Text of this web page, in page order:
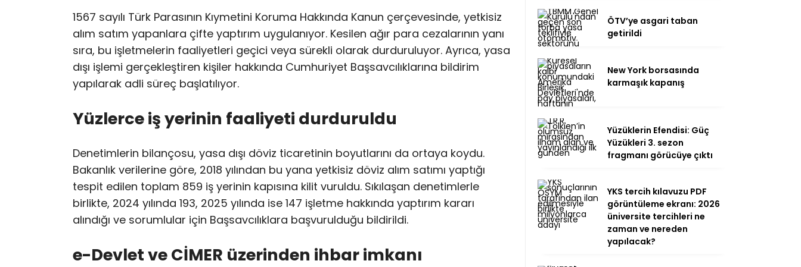
1567 sayılı Türk Parasının Kıymetini Koruma Hakkında Kanun çerçevesinde, yetkisiz
alım satım yapanlara çifte yaptırım uygulanıyor. Kesilen ağır para cezalarının yanı
sıra, bu işletmelerin faaliyetleri geçici veya sürekli olarak durduruluyor. Ayrıca, yasa
dışı işlemi gerçekleştiren kişiler hakkında Cumhuriyet Başsavcılıklarına bildirim
yapılarak adli süreç başlatılıyor.
Yüzlerce iş yerinin faaliyeti durduruldu
Denetimlerin bilançosu, yasa dışı döviz ticaretinin boyutlarını da ortaya koydu.
Bakanlık verilerine göre, 2018 yılından bu yana yetkisiz döviz alım satımı yaptığı
tespit edilen toplam 859 iş yerinin kapısına kilit vuruldu. Sıkılaşan denetimlerle
birlikte, 2024 yılında 193, 2025 yılında ise 147 işletme hakkında yaptırım kararı
alındığı ve sorumlular için Başsavcılıklara başvurulduğu bildirildi.
e-Devlet ve CİMER üzerinden ihbar imkanı
ÖTV’ye asgari taban
getirildi
New York borsasında
karmaşık kapanış
Yüzüklerin Efendisi: Güç
Yüzükleri 3. sezon
fragmanı görücüye çıktı
YKS tercih kılavuzu PDF
görüntüleme ekranı: 2026
üniversite tercihleri ne
zaman ve nereden
yapılacak?